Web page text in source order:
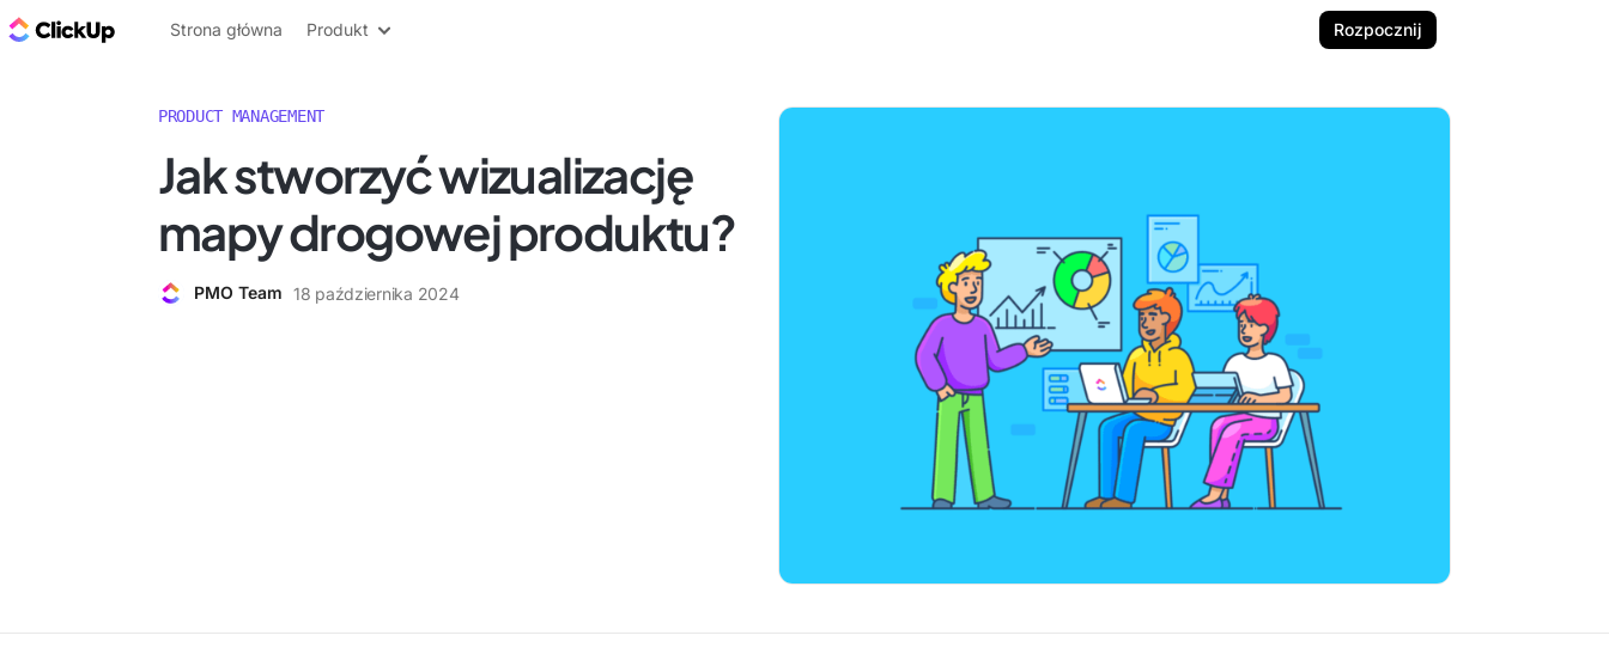
ClickUp Blog
Strona główna Produkt Rozpocznij
PRODUCT MANAGEMENT
Jak stworzyć wizualizację
mapy drogowej produktu?
PMO Team 18 października 2024